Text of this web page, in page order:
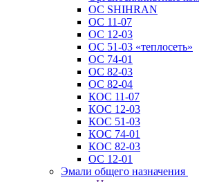
ОС SHIHRAN
ОС 11-07
ОС 12-03
ОС 51-03 «теплосеть»
ОС 74-01
ОС 82-03
ОС 82-04
КОС 11-07
КОС 12-03
КОС 51-03
КОС 74-01
КОС 82-03
ОС 12-01
Эмали общего назначения